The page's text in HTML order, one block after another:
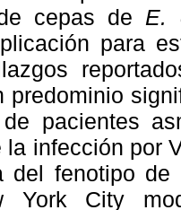
cepas de E.
para
predominio
de pacientes
la infección por
del fenotipo de
York City